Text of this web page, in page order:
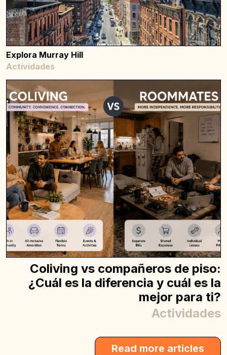
Explora Murray Hill
Actividades
Coliving vs compañeros de piso:
¿Cuál es la diferencia y cuál es la
mejor para ti?
Actividades
Read more articles